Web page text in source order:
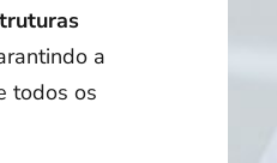
a
todos os